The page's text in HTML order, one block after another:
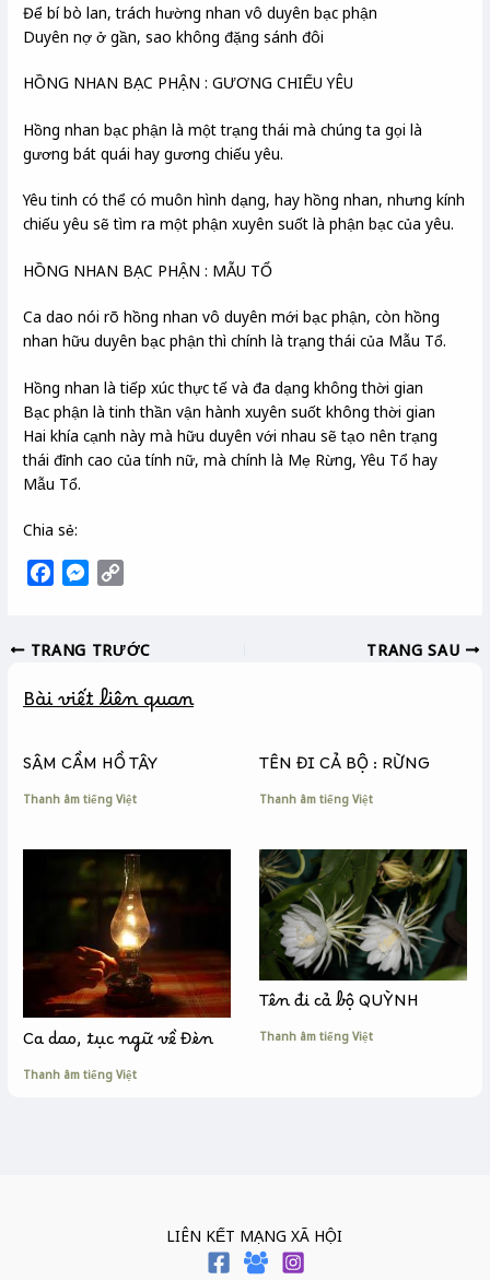
Để bí bò lan, trách hường nhan vô duyên bạc phận
Duyên nợ ở gần, sao không đặng sánh đôi
HỒNG NHAN BẠC PHẬN : GƯƠNG CHIẾU YÊU
Hồng nhan bạc phận là một trạng thái mà chúng ta gọi là
gương bát quái hay gương chiếu yêu.
Yêu tinh có thể có muôn hình dạng, hay hồng nhan, nhưng kính
chiếu yêu sẽ tìm ra một phận xuyên suốt là phận bạc của yêu.
HỒNG NHAN BẠC PHẬN : MẪU TỔ
Ca dao nói rõ hồng nhan vô duyên mới bạc phận, còn hồng
nhan hữu duyên bạc phận thì chính là trạng thái của Mẫu Tổ.
Hồng nhan là tiếp xúc thực tế và đa dạng không thời gian
Bạc phận là tinh thần vận hành xuyên suốt không thời gian
Hai khía cạnh này mà hữu duyên với nhau sẽ tạo nên trạng
thái đỉnh cao của tính nữ, mà chính là Mẹ Rừng, Yêu Tổ hay
Mẫu Tổ.
Chia sẻ:
e
o
k
M
s
n
e
y
i
k
TRANG TRƯỚC TRANG SAU
Bài viết liên quan
SÂM CẦM HỒ TÂY
Thanh âm tiếng Việt
TÊN ĐI CẢ BỘ : RỪNG
Thanh âm tiếng Việt
Ca dao, tục ngữ về Đèn
Thanh âm tiếng Việt
Tên đi cả bộ QUỲNH
Thanh âm tiếng Việt
LIÊN KẾT MẠNG XÃ HỘI